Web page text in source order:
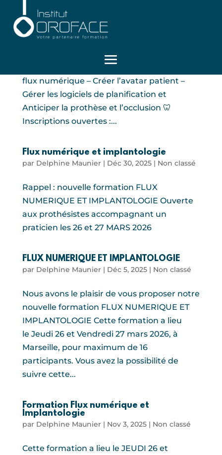
Flux numérique : Inscriptions ouvertes !
10 & 11 Décembre 🔥 2 jour pour Maîtriser le
flux numérique – Créer l’avatar patient –
Gérer les logiciels de planification et
Anticiper la prothèse et l’occlusion 🦷
Inscriptions ouvertes :...
Flux numérique et implantologie
par Delphine Maunier| Déc 30, 2025| Non classé
Rappel : nouvelle formation FLUX
NUMERIQUE ET IMPLANTOLOGIE Ouverte
aux prothésistes accompagnant un
praticien les 26 et 27 MARS 2026
FLUX NUMERIQUE ET IMPLANTOLOGIE
par Delphine Maunier| Déc 5, 2025| Non classé
Nous avons le plaisir de vous proposer notre
nouvelle formation FLUX NUMERIQUE ET
IMPLANTOLOGIE Cette formation a lieu
le Jeudi 26 et Vendredi 27 mars 2026, à
Marseille, pour maximum de 16
participants. Vous avez la possibilité de
suivre cette...
Formation Flux numérique et
Implantologie
par Delphine Maunier| Nov 3, 2025| Non classé
Cette formation a lieu le JEUDI 26 et